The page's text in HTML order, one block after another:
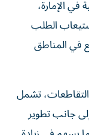
في الإمارة،
الطلب
في المناطق
تشمل
إجمالي يبلغ 4000 متر، إلى جانب تطوير